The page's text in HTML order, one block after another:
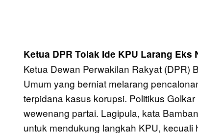
Ketua DPR Tolak Ide KPU Larang
Ketua Dewan Perwakilan Rakyat (DPR)
Umum yang berniat melarang
terpidana kasus korupsi. Politikus
wewenang partai. Lagipula, kata
untuk mendukung langkah KPU,